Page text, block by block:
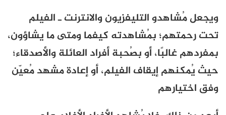
ويجعل مُشاهدو التليفزيون والانترنت ـ الفيلم
تحت رحمتهم؛ بمُشاهدته كيفما ومتى ما يشاؤون،
بمفردهم غالبًا، أو بصُحبة أفراد العائلة والأصدقاء؛
حيث يُمكنهم إيقاف الفيلم، أو إعادة مشهد مُعيّن
وفق اختيارهم